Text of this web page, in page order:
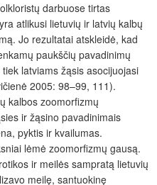
darbuose tirtas
atlikusi lietuvių ir latvių kalbų
Jo rezultatai atskleidė, kad
paukščių pavadinimų
latviams žąsis asocijuojasi
2005: 98–99, 111).
kalbos zoomorfizmų
ir žąsino pavadinimais
pyktis ir kvailumas.
lėmė zoomorfizmų gausą.
ir meilės sampratą lietuvių
meilę, santuokinę